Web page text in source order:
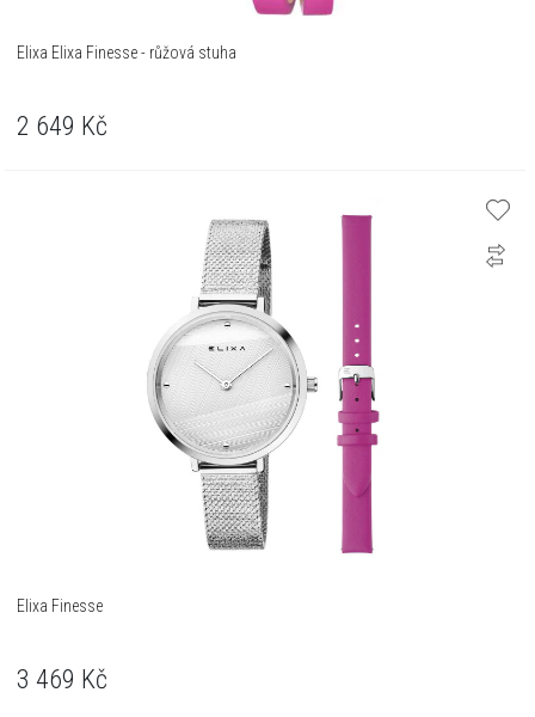
Elixa Elixa Finesse - růžová stuha
2 649 Kč
Elixa Finesse
3 469 Kč